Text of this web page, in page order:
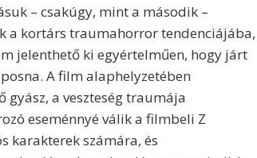
– csakúgy, mint a második –
a kortárs traumahorror tendenciájába,
jelenthető ki egyértelműen, hogy járt
A film alaphelyzetében
gyász, a veszteség traumája
eseménnyé válik a filmbeli Z
karakterek számára, és